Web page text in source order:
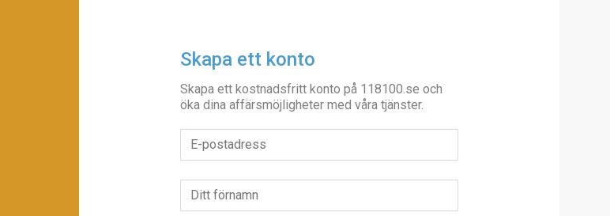
Skapa ett konto
Skapa ett kostnadsfritt konto på 118100.se och
öka dina affärsmöjligheter med våra tjänster.